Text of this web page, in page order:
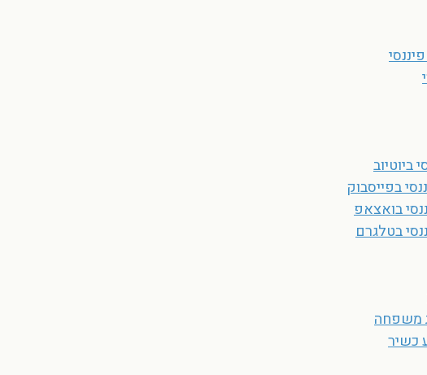
ביוטיוב
בפייסבוק
בואצאפ
בטלגרם
משפחה
כשיר